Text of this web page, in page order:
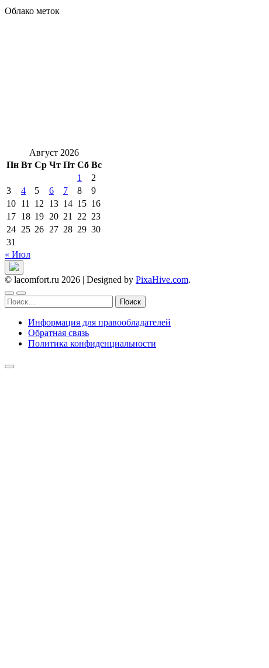
Облако меток
Август 2026
Пн Вт Ср Чт Пт Сб Вс
1
2
3
4 5 6 7 8
9
10 11 12 13 14 15 16
17 18 19 20 21 22 23
24 25 26 27 28 29 30
31
« Июл
© lacomfort.ru 2026 | Designed by PixaHive.com.
Найти:
Информация для правообладателей
Обратная связь
Политика конфиденциальности